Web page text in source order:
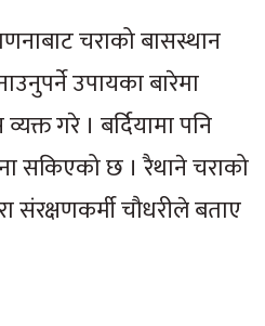
चराको बासस्थान
उपायका बारेमा
गरे । बर्दियामा पनि
सकिएको छ । रैथाने चराको
संरक्षणकर्मी चौधरीले बताए